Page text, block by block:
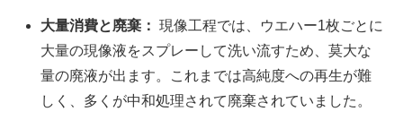
大量消費と廃棄： 現像工程では、ウエハー1枚ごとに
大量の現像液をスプレーして洗い流すため、莫大な
量の廃液が出ます。これまでは高純度への再生が難
しく、多くが中和処理されて廃棄されていました。